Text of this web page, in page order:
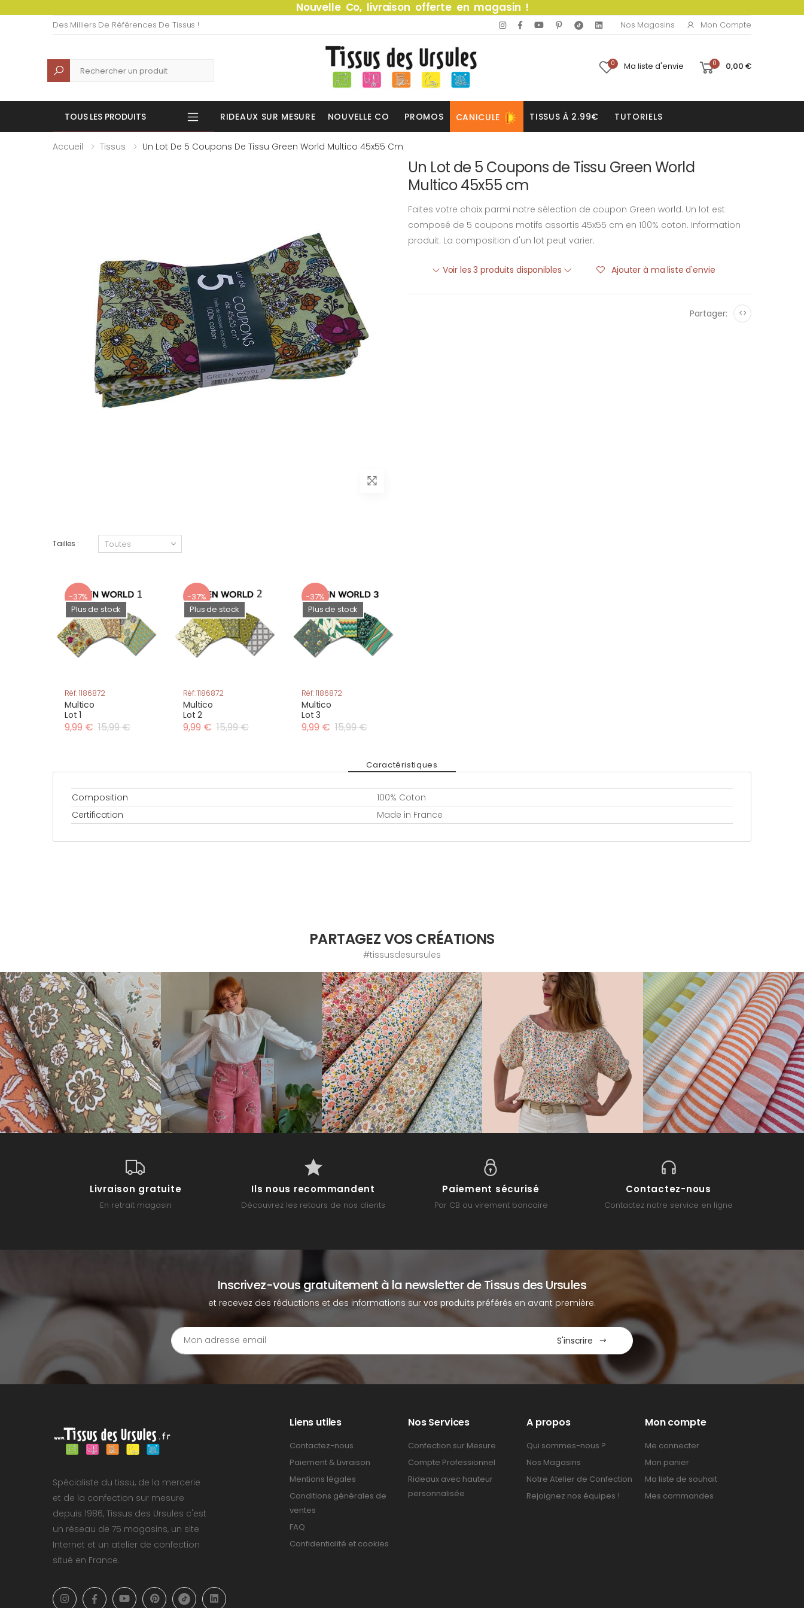
Nouvelle Co, livraison offerte en magasin !
Des Milliers De Références De Tissus ! Nos Magasins Mon Compte
Recherche 0 Ma liste d'envie 0 0,00 €
TOUS LES PRODUITS RIDEAUX SUR MESURE NOUVELLE CO PROMOS CANICULE TISSUS À 2.99€ TUTORIELS
Accueil Tissus Un Lot De 5 Coupons De Tissu Green World Multico 45x55 Cm
Un Lot de 5 Coupons de Tissu Green World
Multico 45x55 cm
Faites votre choix parmi notre sélection de coupon Green world. Un lot est
composé de 5 coupons motifs assortis 45x55 cm en 100% coton. Information
produit: La composition d'un lot peut varier.
Voir les 3 produits disponibles Ajouter à ma liste d'envie
Partager: <>
Tailles :
-37%
Plus de stock
Réf: 1186872
Multico
Lot 1
9,99 € 15,99 €
-37%
Plus de stock
Réf: 1186872
Multico
Lot 2
9,99 € 15,99 €
-37%
Plus de stock
Réf: 1186872
Multico
Lot 3
9,99 € 15,99 €
Caractéristiques
Composition
100% Coton
Certification
Made in France
PARTAGEZ VOS CRÉATIONS
#tissusdesursules
Livraison gratuite
En retrait magasin
Ils nous recommandent
Découvrez les retours de nos clients
Paiement sécurisé
Par CB ou virement bancaire
Contactez-nous
Contactez notre service en ligne
Inscrivez-vous gratuitement à la newsletter de Tissus des Ursules
et recevez des réductions et des informations survos produits préférés en avant première.
S'inscrire
Spécialiste du tissu, de la mercerie
et de la confection sur mesure
depuis 1986, Tissus des Ursules c'est
un réseau de 75 magasins, un site
Internet et un atelier de confection
situé en France.
Liens utiles
Contactez-nous
Paiement & Livraison
Mentions légales
Conditions générales de
ventes
FAQ
Confidentialité et cookies
Nos Services
Confection sur Mesure
Compte Professionnel
Rideaux avec hauteur
personnalisée
A propos
Qui sommes-nous ?
Nos Magasins
Notre Atelier de Confection
Rejoignez nos équipes !
Mon compte
Me connecter
Mon panier
Ma liste de souhait
Mes commandes